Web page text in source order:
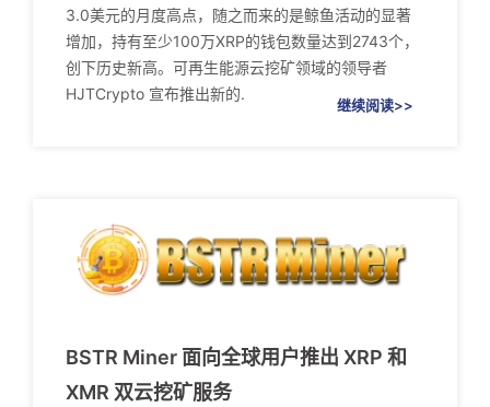
3.0美元的月度高点，随之而来的是鲸鱼活动的显著
增加，持有至少100万XRP的钱包数量达到2743个，
创下历史新高。可再生能源云挖矿领域的领导者
HJTCrypto 宣布推出新的.
继续阅读>>
BSTR Miner 面向全球用户推出 XRP 和
XMR 双云挖矿服务